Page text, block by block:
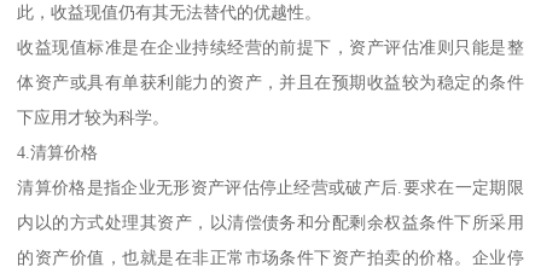
此，收益现值仍有其无法替代的优越性。
收益现值标准是在企业持续经营的前提下，资产评估准则只能是整
体资产或具有单获利能力的资产，并且在预期收益较为稳定的条件
下应用才较为科学。
4.清算价格
清算价格是指企业无形资产评估停止经营或破产后.要求在一定期限
内以的方式处理其资产，以清偿债务和分配剩余权益条件下所采用
的资产价值，也就是在非正常市场条件下资产拍卖的价格。企业停